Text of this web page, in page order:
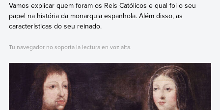
Vamos explicar quem foram os Reis Católicos e qual foi o seu
papel na história da monarquia espanhola. Além disso, as
características do seu reinado.
Tu navegador no soporta la lectura en voz alta.